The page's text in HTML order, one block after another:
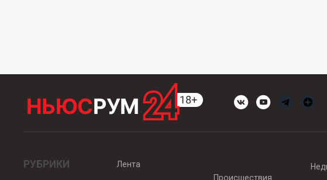
РУБРИКИ
Лента
Происшествия